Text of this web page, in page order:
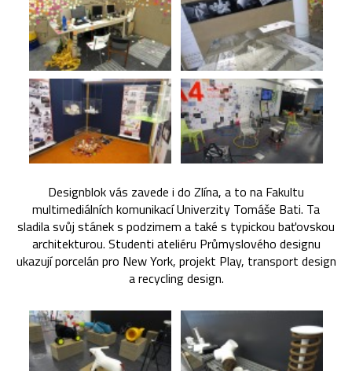
Designblok vás zavede i do Zlína, a to na Fakultu
multimediálních komunikací Univerzity Tomáše Bati. Ta
sladila svůj stánek s podzimem a také s typickou baťovskou
architekturou. Studenti ateliéru Průmyslového designu
ukazují porcelán pro New York, projekt Play, transport design
a recycling design.